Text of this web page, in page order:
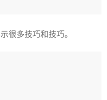
很多技巧和技巧。